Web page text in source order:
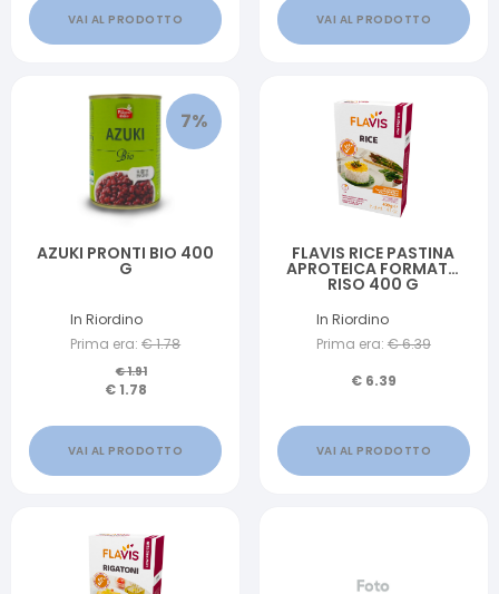
VAI AL PRODOTTO VAI AL PRODOTTO
7%
AZUKI PRONTI BIO 400
G
In Riordino
Prima era: €1.78
€1.91
€1.78
VAI AL PRODOTTO
FLAVIS RICE PASTINA
APROTEICA FORMATO
RISO 400 G
In Riordino
Prima era: €6.39
€ 6.39
VAI AL PRODOTTO